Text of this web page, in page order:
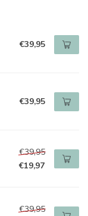
€39,95
€39,95
€39,95
€19,97
€39,95